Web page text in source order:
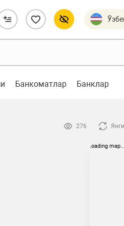
Банкоматлар Банклар
276
loading map...